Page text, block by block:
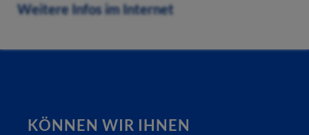
Weitere Infos im Internet
KÖNNEN WIR IHNEN